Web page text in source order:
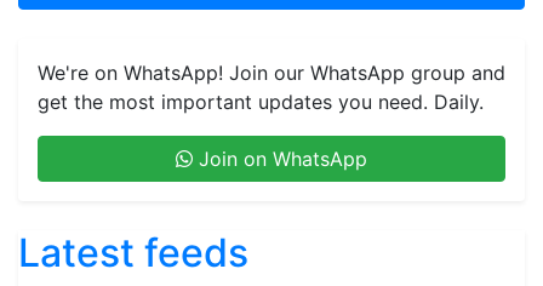
We're on WhatsApp! Join our WhatsApp group and
get the most important updates you need. Daily.
Join on WhatsApp
Latest feeds